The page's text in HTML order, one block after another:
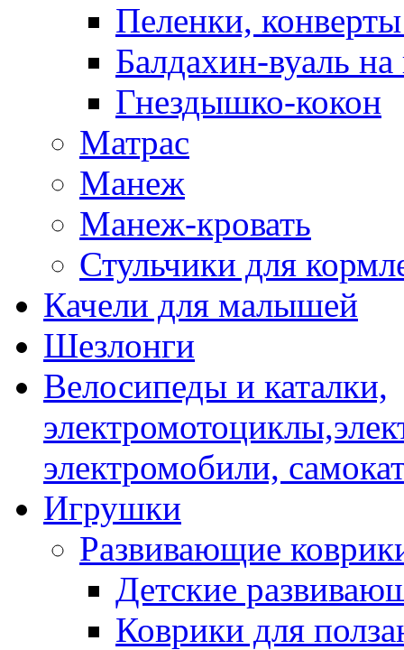
Пеленки,
Балдахин-вуаль на
Гнездышко-кокон
Матрас
Манеж
Манеж-кровать
Стульчики для
Качели для малышей
Шезлонги
Велосипеды и каталки,
электромобили,
Игрушки
Развивающие
Детские
Коврики для